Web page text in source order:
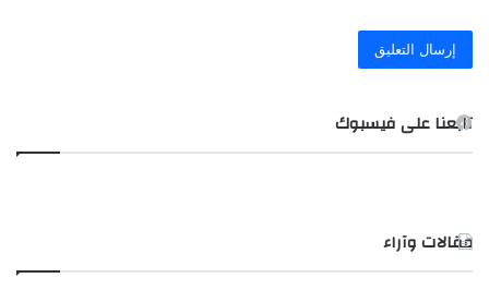
تابعنا على فيسبوك
مقالات وآراء